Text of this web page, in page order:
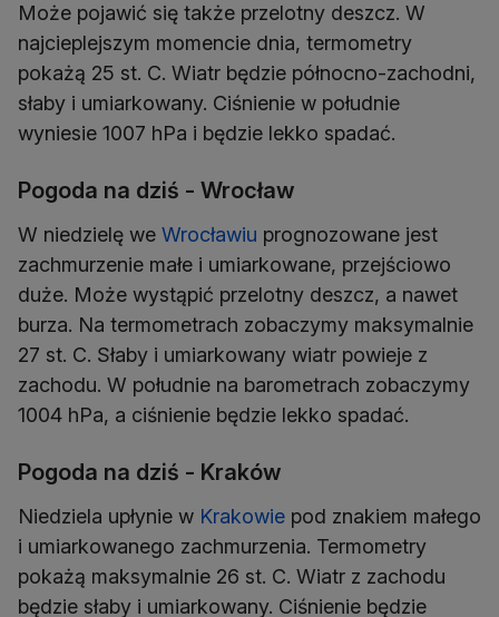
Może pojawić się także przelotny deszcz. W
najcieplejszym momencie dnia, termometry
pokażą 25 st. C. Wiatr będzie północno-zachodni,
słaby i umiarkowany. Ciśnienie w południe
wyniesie 1007 hPa i będzie lekko spadać.
Pogoda na dziś - Wrocław
W niedzielę we Wrocławiu prognozowane jest
zachmurzenie małe i umiarkowane, przejściowo
duże. Może wystąpić przelotny deszcz, a nawet
burza. Na termometrach zobaczymy maksymalnie
27 st. C. Słaby i umiarkowany wiatr powieje z
zachodu. W południe na barometrach zobaczymy
1004 hPa, a ciśnienie będzie lekko spadać.
Pogoda na dziś - Kraków
Niedziela upłynie w Krakowie pod znakiem małego
i umiarkowanego zachmurzenia. Termometry
pokażą maksymalnie 26 st. C. Wiatr z zachodu
będzie słaby i umiarkowany. Ciśnienie będzie